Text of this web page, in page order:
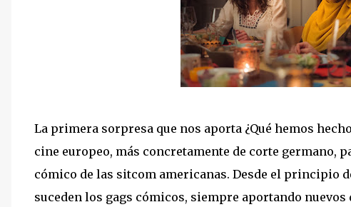
La primera sorpresa que nos aporta ¿Qué hemos
cine europeo, más concretamente de corte germano,
cómico de las sitcom americanas. Desde el principio
suceden los gags cómicos, siempre aportando